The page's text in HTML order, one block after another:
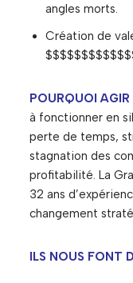
angles morts.
Création de
POURQUOI
à fonctionner en
perte de temps,
stagnation des
profitabilité. La
32 ans
changement
ILS NOUS FONT